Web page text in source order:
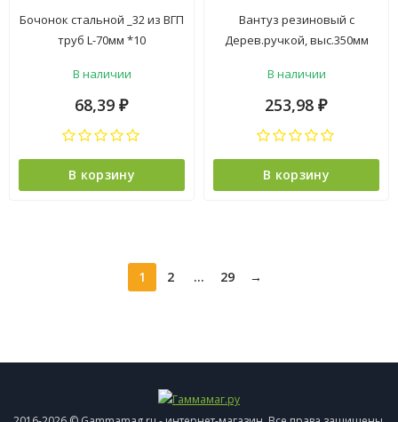
Бочонок стальной _32 из ВГП
труб L-70мм *10
В наличии
68,39 ₽
В корзину
Вантуз резиновый с
Дерев.ручкой, выс.350мм
В наличии
253,98 ₽
В корзину
1 2 ... 29 →